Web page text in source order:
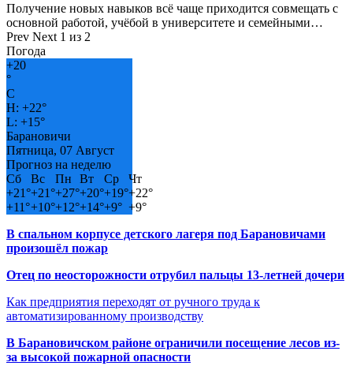
Получение новых навыков всё чаще приходится совмещать с
основной работой, учёбой в университете и семейными…
Prev Next 1 из 2
Погода
+20
°
C
H: +22°
L: +15°
Барановичи
Пятница, 07 Август
Прогноз на неделю
Сб
Вс Пн Вт Ср
Чт
+21°+21°+27°+20°+19°+22°
+11°+10°+12°+14°+9° +9°
В спальном корпусе детского лагеря под Барановичами
произошёл пожар
Отец по неосторожности отрубил пальцы 13-летней дочери
Как предприятия переходят от ручного труда к
автоматизированному производству
В Барановичском районе ограничили посещение лесов из-
за высокой пожарной опасности